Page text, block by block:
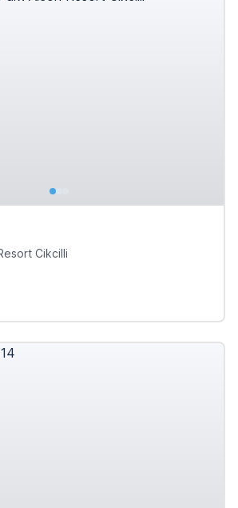
Cikcilli